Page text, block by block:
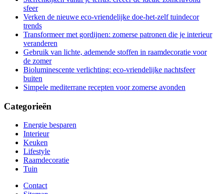
sfeer
Verken de nieuwe eco-vriendelijke doe-het-zelf tuindecor
trends
Transformeer met gordijnen: zomerse patronen die je interieur
veranderen
Gebruik van lichte, ademende stoffen in raamdecoratie voor
de zomer
Bioluminescente verlichting: eco-vriendelijke nachtsfeer
buiten
Simpele mediterrane recepten voor zomerse avonden
Categorieën
Energie besparen
Interieur
Keuken
Lifestyle
Raamdecoratie
Tuin
Contact